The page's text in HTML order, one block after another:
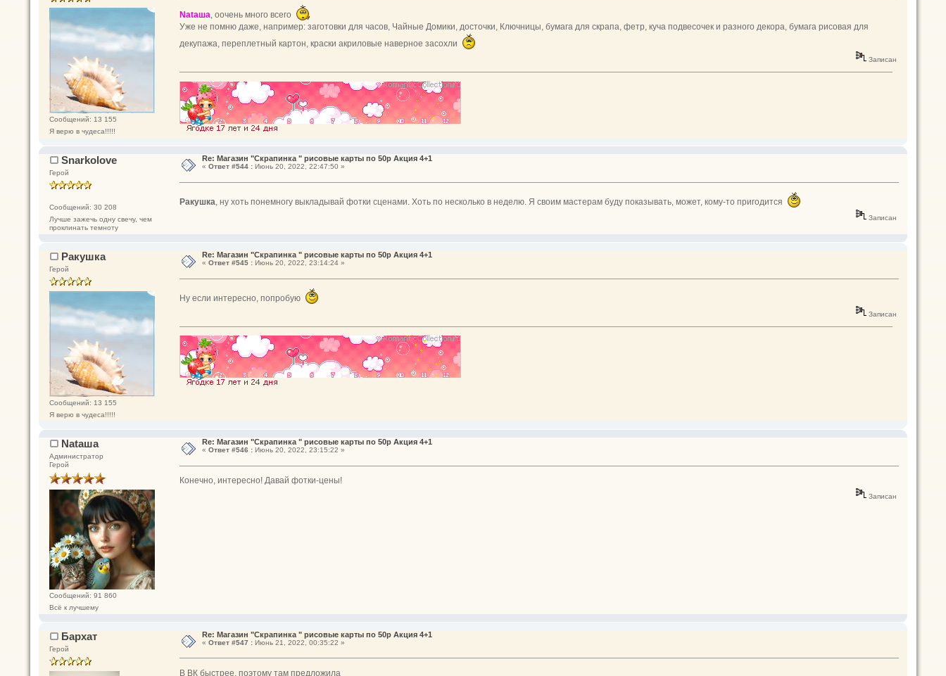
Сообщений: 13 155
Я верю в чудеса!!!!!
Nataшa, оочень много всего
Уже не помню даже, например: заготовки для часов, Чайные Домики, досточки, Ключницы, бумага для скрапа, фетр, куча подвесочек и разного декора, бумага рисовая для
декупажа, переплетный картон, краски акриловые наверное засохли
Записан
Snarkolove
Герой
Сообщений: 30 208
Лучше зажечь одну свечу, чем
проклинать темноту
Re: Магазин "Скрапинка " рисовые карты по 50р Акция 4+1
« Ответ #544 :Июнь 20, 2022, 22:47:50 »
Ракушка, ну хоть понемногу выкладывай фотки сценами. Хоть по несколько в неделю. Я своим мастерам буду показывать, может, кому-то пригодится
Записан
Ракушка
Герой
Сообщений: 13 155
Я верю в чудеса!!!!!
Re: Магазин "Скрапинка " рисовые карты по 50р Акция 4+1
« Ответ #545 :Июнь 20, 2022, 23:14:24 »
Ну если интересно, попробую
Записан
Nataшa
Администратор
Герой
Сообщений: 91 860
Всё к лучшему
Re: Магазин "Скрапинка " рисовые карты по 50р Акция 4+1
« Ответ #546 :Июнь 20, 2022, 23:15:22 »
Конечно, интересно! Давай фотки-цены!
Записан
Бархат
Герой
Re: Магазин "Скрапинка " рисовые карты по 50р Акция 4+1
« Ответ #547 :Июнь 21, 2022, 00:35:22 »
В ВК быстрее, поэтому там предложила